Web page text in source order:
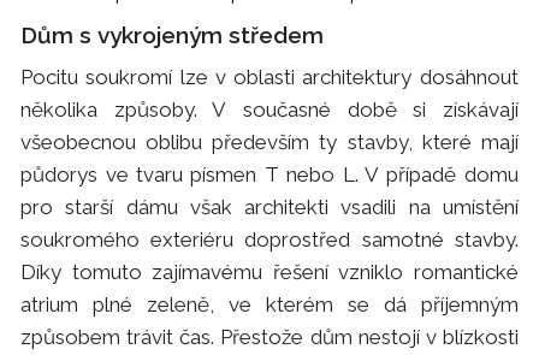
Dům s vykrojeným středem
Pocitu soukromí lze v oblasti architektury dosáhnout
několika způsoby. V současné době si získávají
všeobecnou oblibu především ty stavby, které mají
půdorys ve tvaru písmen T nebo L. V případě domu
pro starší dámu však architekti vsadili na umístění
soukromého exteriéru doprostřed samotné stavby.
Díky tomuto zajímavému řešení vzniklo romantické
atrium plné zeleně, ve kterém se dá příjemným
způsobem trávit čas. Přestože dům nestojí v blízkosti